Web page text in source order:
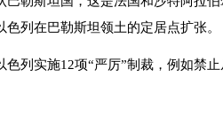
列在巴勒斯坦领土的定居点扩张。
实施12项“严厉”制裁，例如禁止